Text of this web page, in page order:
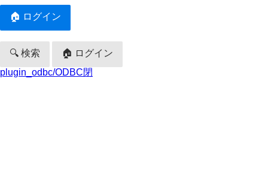
🔍 検索
🏠 ログイン
plugin_odbc/ODBC閉